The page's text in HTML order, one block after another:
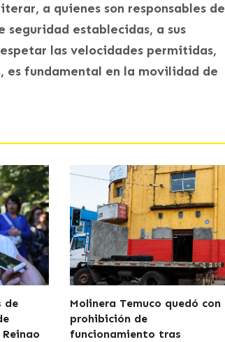
a quienes son responsables de
seguridad establecidas, a sus
las velocidades permitidas,
es fundamental en la movilidad de
de
Molinera Temuco quedó con
prohibición de
funcionamiento tras